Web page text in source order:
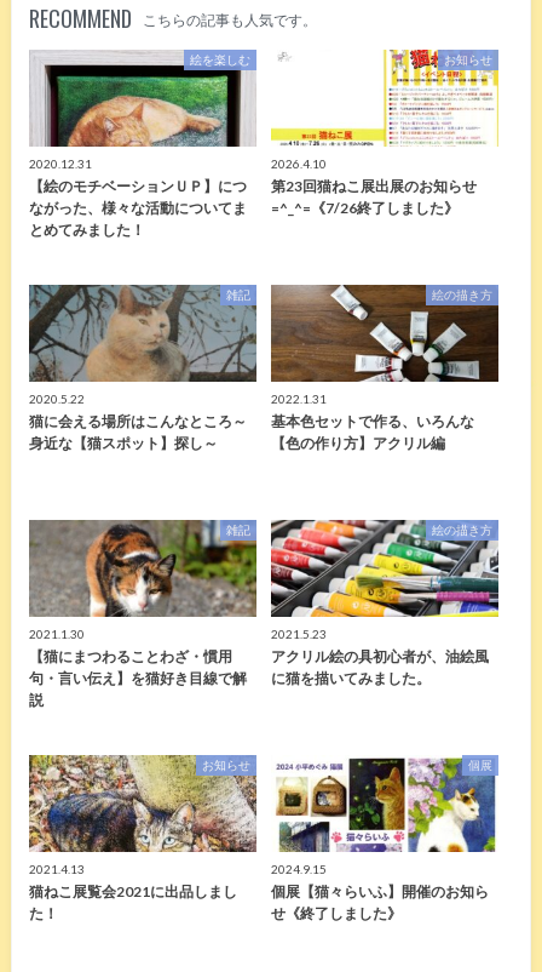
RECOMMEND こちらの記事も人気です。
絵を楽しむ
2020.12.31
【絵のモチベーションＵＰ】につ
ながった、様々な活動についてま
とめてみました！
お知らせ
2026.4.10
第23回猫ねこ展出展のお知らせ
=^_^=《7/26終了しました》
雑記
2020.5.22
猫に会える場所はこんなところ～
身近な【猫スポット】探し～
絵の描き方
2022.1.31
基本色セットで作る、いろんな
【色の作り方】アクリル編
雑記
2021.1.30
【猫にまつわることわざ・慣用
句・言い伝え】を猫好き目線で解
説
絵の描き方
2021.5.23
アクリル絵の具初心者が、油絵風
に猫を描いてみました。
お知らせ
2021.4.13
猫ねこ展覧会2021に出品しまし
た！
個展
2024.9.15
個展【猫々らいふ】開催のお知ら
せ《終了しました》